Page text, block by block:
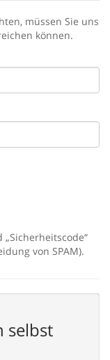
müssen Sie uns
können.
„Sicherheitscode“
von SPAM).
selbst